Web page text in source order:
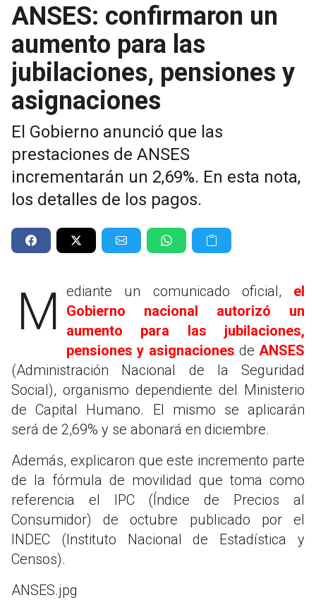
ANSES: confirmaron un
aumento para las
jubilaciones, pensiones y
asignaciones
El Gobierno anunció que las
prestaciones de ANSES
incrementarán un 2,69%. En esta nota,
los detalles de los pagos.
Mediante un comunicado oficial, el
Gobierno nacional autorizó un
aumento para las jubilaciones,
pensiones y asignaciones de ANSES
(Administración Nacional de la Seguridad
Social), organismo dependiente del Ministerio
de Capital Humano. El mismo se aplicarán
será de 2,69% y se abonará en diciembre.
Además, explicaron que este incremento parte
de la fórmula de movilidad que toma como
referencia el IPC (Índice de Precios al
Consumidor) de octubre publicado por el
INDEC (Instituto Nacional de Estadística y
Censos).
ANSES.jpg